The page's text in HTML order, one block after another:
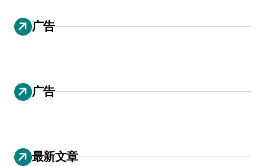
广告
广告
最新文章